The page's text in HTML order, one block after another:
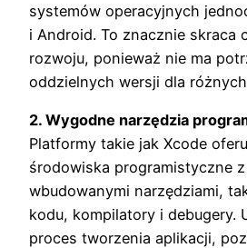
systemów operacyjnych
i Android. To znacznie skraca
rozwoju, ponieważ nie ma
oddzielnych wersji dla
2. Wygodne narzędzia
Platformy takie jak Xcode
środowiska programistyczne
wbudowanymi narzędziami,
kodu, kompilatory i debugery.
proces tworzenia aplikacji,